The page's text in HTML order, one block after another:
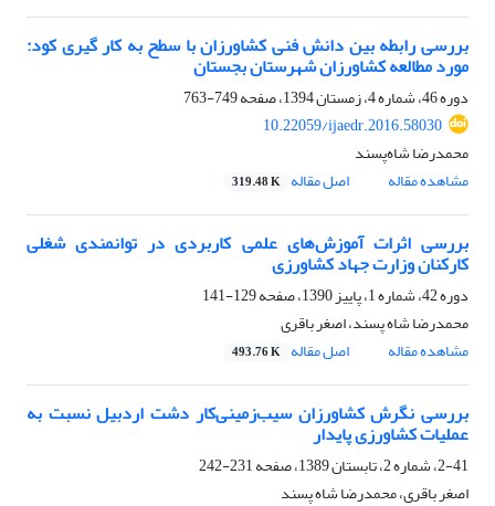
بررسی رابطه بین دانش فنی کشاورزان با سطح به کار گیری کود:
مورد مطالعه کشاورزان شهرستان بجستان
دوره 46، شماره 4، زمستان 1394، صفحه
749-763
10.22059/ijaedr.2016.58030
محمدرضا شاه‌پسند
مشاهده مقاله
اصل مقاله 319.48 K
بررسی اثرات آموزش‌های علمی کاربردی در توانمندی شغلی
کارکنان وزارت جهاد کشاورزی
دوره 42، شماره 1، پاییز 1390، صفحه
129-141
محمدرضا شاه پسند، اصغر باقری
مشاهده مقاله
اصل مقاله 493.76 K
بررسی نگرش کشاورزان سیب‌زمینی‌کار دشت اردبیل نسبت به
عملیات کشاورزی پایدار
2-41، شماره 2، تابستان 1389، صفحه
231-242
اصغر باقری، محمدرضا شاه پسند